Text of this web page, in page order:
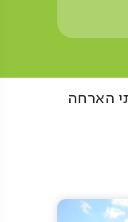
הארחה